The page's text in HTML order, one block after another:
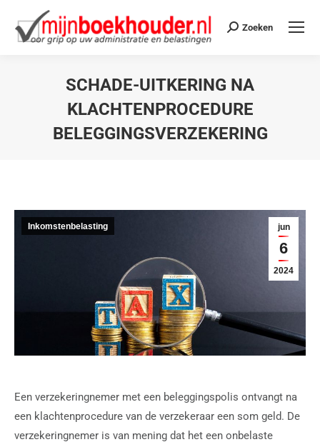
Zoeken
SCHADE-UITKERING NA
KLACHTENPROCEDURE
BELEGGINGSVERZEKERING
jun
6
2024
Inkomstenbelasting
Een verzekeringnemer met een beleggingspolis ontvangt na
een klachtenprocedure van de verzekeraar een som geld. De
verzekeringnemer is van mening dat het een onbelaste